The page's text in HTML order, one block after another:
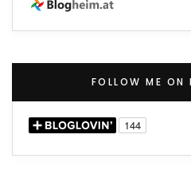
FOLLOW ME ON